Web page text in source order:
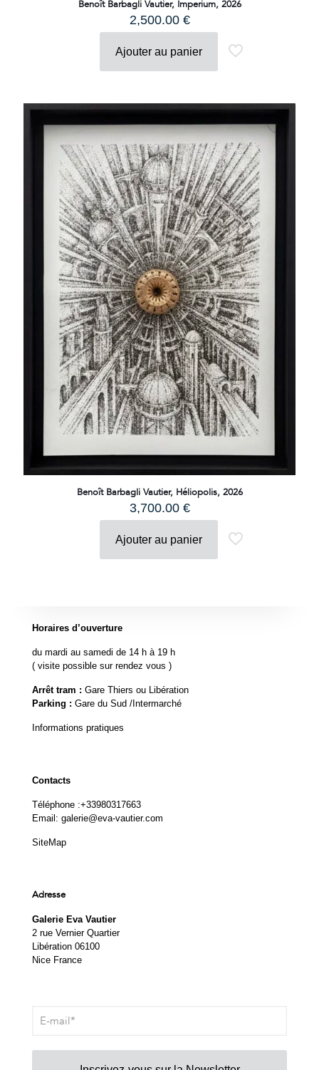
Benoît Barbagli Vautier, Imperium, 2026
2,500.00 €
Ajouter au panier
Benoît Barbagli Vautier, Héliopolis, 2026
3,700.00 €
Ajouter au panier
Horaires d’ouverture
du mardi au samedi de 14 h à 19 h
( visite possible sur rendez vous )
Arrêt tram : Gare Thiers ou Libération
Parking : Gare du Sud /Intermarché
Informations pratiques
Contacts
Téléphone :+33980317663
Email: galerie@eva-vautier.com
SiteMap
Adresse
Galerie Eva Vautier
2 rue Vernier Quartier
Libération 06100
Nice France